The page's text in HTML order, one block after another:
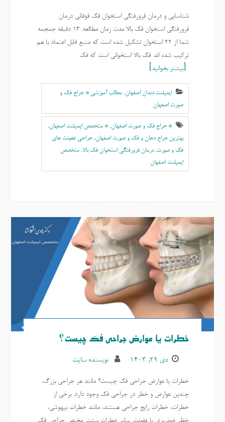
شناسایی و درمان فرورفتگی استخوان فک فوقانی درمان
فرورفتگی استخوان فک بالا مدت زمان مطالعه: 13 دقیقه جمجمه
شما از 22 استخوان تشکیل شده است که منبع قابل اعتماد با هم
ترکیب شده اند. فک بالا استخوانی است که فک
بیشتر بخوانید
ایمپلنت دندان اصفهان, مطالب آموزشی * جراح فک و
صورت اصفهان
* جراح فک و صورت اصفهان, * متخصص ایمپلنت اصفهان,
بهترين جراح دهان و فک و صورت اصفهان, جراحی عفونت های
فک و صورت,درمان فرورفتگی استخوان فک بالا, متخصص
ايمپلنت اصفهان
خطرات یا عوارض جراحی فک چیست؟
دی ۲۹, ۱۴۰۳ نویسنده سایت
خطرات یا عوارض جراحی فک چیست؟ مانند هر جراحی بزرگ،
چندین عوارض و خطر در جراحی فک وجود دارد. برخی از
خطرات، خطرات رایج جراحی هستند، مانند خطرات بیهوشی،